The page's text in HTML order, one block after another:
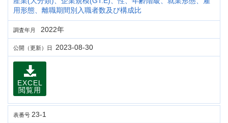
用形態、離職期間別入職者数及び構成比
調査年月 2022年
公開（更新）日 2023-08-30
EXCEL
閲覧用
表番号 23-1